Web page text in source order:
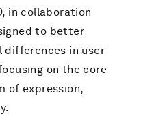
in collaboration
to better
differences in user
on the core
of expression,